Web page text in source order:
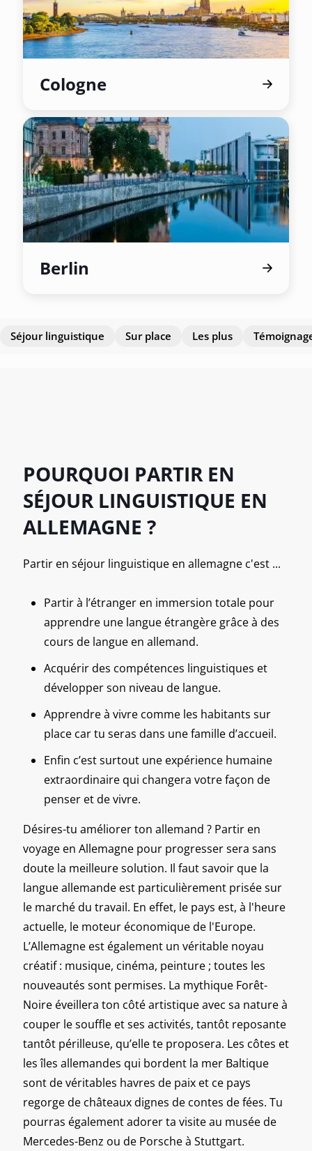
Cologne
Berlin
Séjour linguistique Sur place Les plus
POURQUOI PARTIR EN
SÉJOUR LINGUISTIQUE EN
ALLEMAGNE ?
Partir en séjour linguistique en allemagne c'est ...
Partir à l’étranger en immersion totale pour
apprendre une langue étrangère grâce à des
cours de langue en allemand.
Acquérir des compétences linguistiques et
développer son niveau de langue.
Apprendre à vivre comme les habitants sur
place car tu seras dans une famille d’accueil.
Enfin c’est surtout une expérience humaine
extraordinaire qui changera votre façon de
penser et de vivre.
Désires-tu améliorer ton allemand ? Partir en
voyage en Allemagne pour progresser sera sans
doute la meilleure solution. Il faut savoir que la
langue allemande est particulièrement prisée sur
le marché du travail. En effet, le pays est, à l'heure
actuelle, le moteur économique de l'Europe.
L’Allemagne est également un véritable noyau
créatif : musique, cinéma, peinture ; toutes les
nouveautés sont permises. La mythique Forêt-
Noire éveillera ton côté artistique avec sa nature à
couper le souffle et ses activités, tantôt reposante
tantôt périlleuse, qu’elle te proposera. Les côtes et
les îles allemandes qui bordent la mer Baltique
sont de véritables havres de paix et ce pays
regorge de châteaux dignes de contes de fées. Tu
pourras également adorer ta visite au musée de
Mercedes-Benz ou de Porsche à Stuttgart.